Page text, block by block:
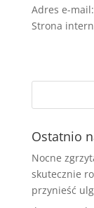
Adres e-mail:
Strona
Ostatnio
Nocne
skutecznie
przynieść